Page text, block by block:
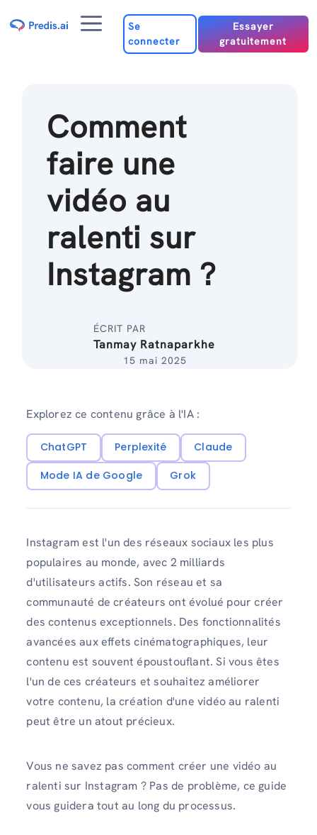
au
Menu
Se
connecter
Essayer
gratuitement
Comment
faire une
vidéo au
ralenti sur
Instagram ?
ÉCRIT PAR
Tanmay Ratnaparkhe
15 mai 2025
Explorez ce contenu grâce à l'IA :
ChatGPT Perplexité
Claude
Mode IA de Google
Grok
Instagram est l'un des réseaux sociaux les plus
populaires au monde, avec 2 milliards
d'utilisateurs actifs. Son réseau et sa
communauté de créateurs ont évolué pour créer
des contenus exceptionnels. Des fonctionnalités
avancées aux effets cinématographiques, leur
contenu est souvent époustouflant. Si vous êtes
l'un de ces créateurs et souhaitez améliorer
votre contenu, la création d'une vidéo au ralenti
peut être un atout précieux.
Vous ne savez pas comment créer une vidéo au
ralenti sur Instagram ? Pas de problème, ce guide
vous guidera tout au long du processus.